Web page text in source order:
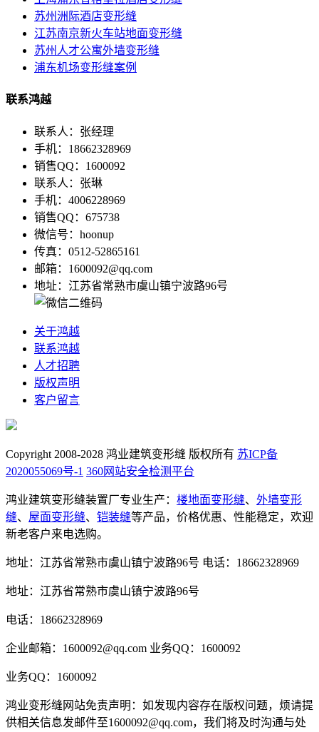
苏州洲际酒店变形缝
江苏南京新火车站地面变形缝
苏州人才公寓外墙变形缝
浦东机场变形缝案例
联系鸿越
联系人：张经理
手机：18662328969
销售QQ：1600092
联系人：张琳
手机：4006228969
销售QQ：675738
微信号：hoonup
传真：0512-52865161
邮箱：1600092@qq.com
地址：江苏省常熟市虞山镇宁波路96号
关于鸿越
联系鸿越
人才招聘
版权声明
客户留言
Copyright 2008-2028 鸿业建筑变形缝 版权所有 苏ICP备
2020055069号-1 360网站安全检测平台
鸿业建筑变形缝装置厂专业生产： 楼地面变形缝、 外墙变形
缝、 屋面变形缝、 铠装缝等产品，价格优惠、性能稳定，欢迎
新老客户来电选购。
地址：江苏省常熟市虞山镇宁波路96号 电话：18662328969
地址：江苏省常熟市虞山镇宁波路96号
电话：18662328969
企业邮箱：1600092@qq.com 业务QQ：1600092
业务QQ：1600092
鸿业变形缝网站免责声明：如发现内容存在版权问题，烦请提
供相关信息发邮件至1600092@qq.com，我们将及时沟通与处